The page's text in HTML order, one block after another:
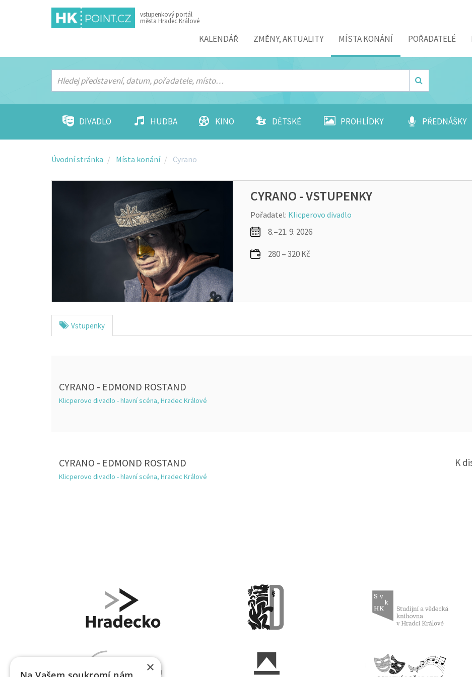
vstupenkový portál
města Hradec Králové
Menu
KALENDÁŘ ZMĚNY, AKTUALITY MÍSTA KONÁNÍ POŘADATELÉ
DIVADLO HUDBA KINO DĚTSKÉ PROHLÍDKY PŘEDNÁŠKY
Úvodní stránka Místa konání Cyrano
CYRANO - VSTUPENKY
Pořadatel: Klicperovo divadlo
8.–21. 9. 2026
280 – 320 Kč
Vstupenky
CYRANO - EDMOND ROSTAND
Klicperovo divadlo - hlavní scéna, Hradec Králové
CYRANO - EDMOND ROSTAND
Klicperovo divadlo - hlavní scéna, Hradec Králové
K
×